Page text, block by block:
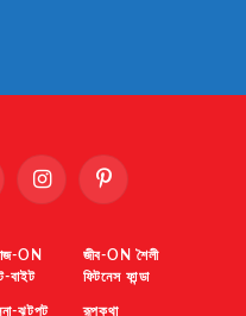
InstagramPinterest
ON
বাইট
ঝটপট
জীব-ON শৈলী
ফিটনেস ফান্ডা
রূপকথা